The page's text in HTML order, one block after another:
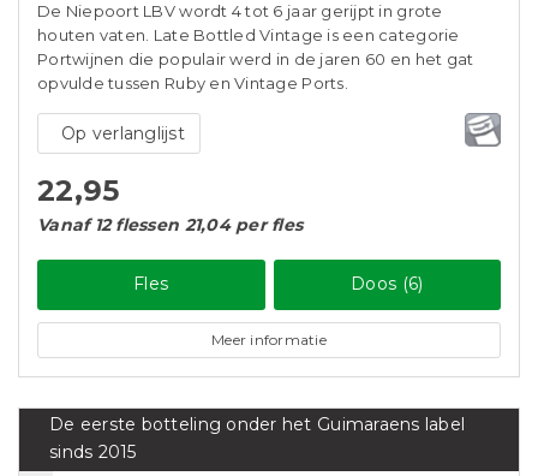
De Niepoort LBV wordt 4 tot 6 jaar gerijpt in grote
houten vaten. Late Bottled Vintage is een categorie
Portwijnen die populair werd in de jaren 60 en het gat
opvulde tussen Ruby en Vintage Ports.
Op verlanglijst
22,95
Vanaf 12 flessen 21,04 per fles
Fles Doos (6)
Meer informatie
De eerste botteling onder het Guimaraens label
sinds 2015